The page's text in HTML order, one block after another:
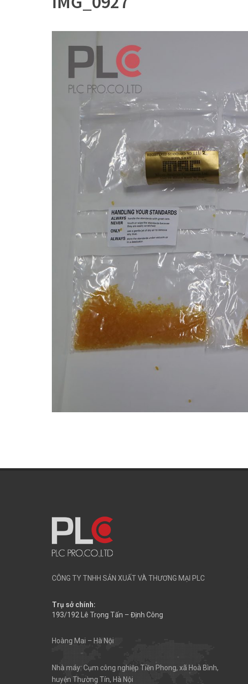
CÔNG TY TNHH SẢN XUẤT VÀ THƯƠNG MẠI PLC
Trụ sở chính:
193/192 Lê Trọng Tấn – Định Công
Hoàng Mai – Hà Nội
Nhà máy: Cụm công nghiệp Tiền Phong, xã Hoà Bình,
huyện Thường Tín, Hà Nội